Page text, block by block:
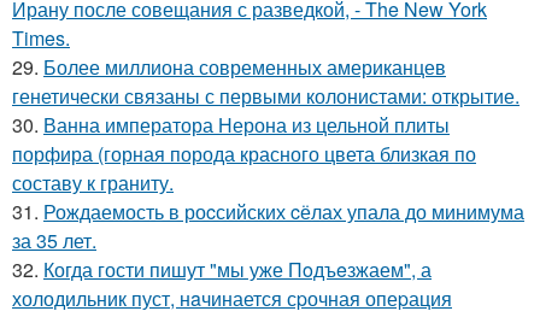
Ирану после совещания с разведкой, - The New York
Times.
29. Более миллиона современных американцев
генетически связаны с первыми колонистами: открытие.
30. Ванна императора Нерона из цельной плиты
порфира (горная порода красного цвета близкая по
составу к граниту.
31. Рождаемость в роcсийских cёлах упала до минимума
за 35 лет.
32. Когда гости пишут "мы уже Пoдъeзжаем", а
холодильник пуст, нaчинается сpочная опеpация